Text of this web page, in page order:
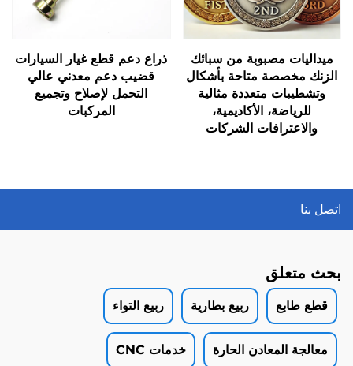
ذراع دعم قطع غيار السيارات
قضيب دعم معدني عالي
التحمل لإصلاح وتجميع
المركبات
ميداليات مصبوبة من سبائك
الزنك مخصصة متاحة بأشكال
وتشطيبات متعددة مثالية
للرياضة، الأكاديمية،
والاعترافات الشركات
اتصل بنا
بحث متعلق
قطع طابع ربيع بطارية ربيع التواء
معالجة المعادن الحارة خدمات CNC